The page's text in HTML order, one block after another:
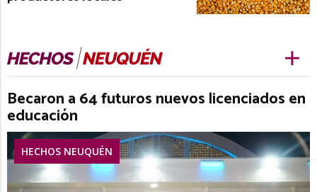
Becaron a 64 futuros nuevos licenciados en
educación
HECHOS NEUQUÉN